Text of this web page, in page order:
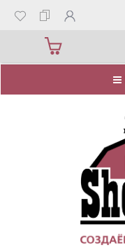
Каталог товаров